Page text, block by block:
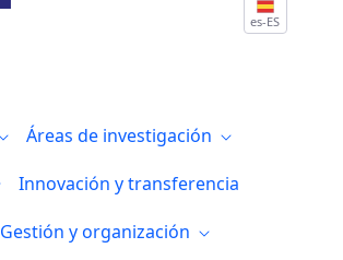
es-ES
Áreas de investigación
Innovación y transferencia
Gestión y organización